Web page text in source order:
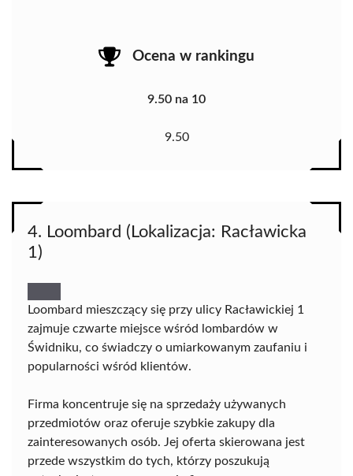
Ocena w rankingu
9.50 na 10
9.50
4. Loombard (Lokalizacja: Racławicka
1)
Loombard mieszczący się przy ulicy Racławickiej 1
zajmuje czwarte miejsce wśród lombardów w
Świdniku, co świadczy o umiarkowanym zaufaniu i
popularności wśród klientów.
Firma koncentruje się na sprzedaży używanych
przedmiotów oraz oferuje szybkie zakupy dla
zainteresowanych osób. Jej oferta skierowana jest
przede wszystkim do tych, którzy poszukują